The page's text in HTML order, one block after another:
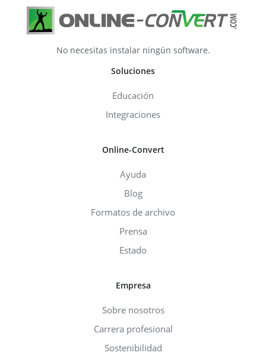
No necesitas instalar ningún software.
Soluciones
Educación
Integraciones
Online-Convert
Ayuda
Blog
Formatos de archivo
Prensa
Estado
Empresa
Sobre nosotros
Carrera profesional
Sostenibilidad